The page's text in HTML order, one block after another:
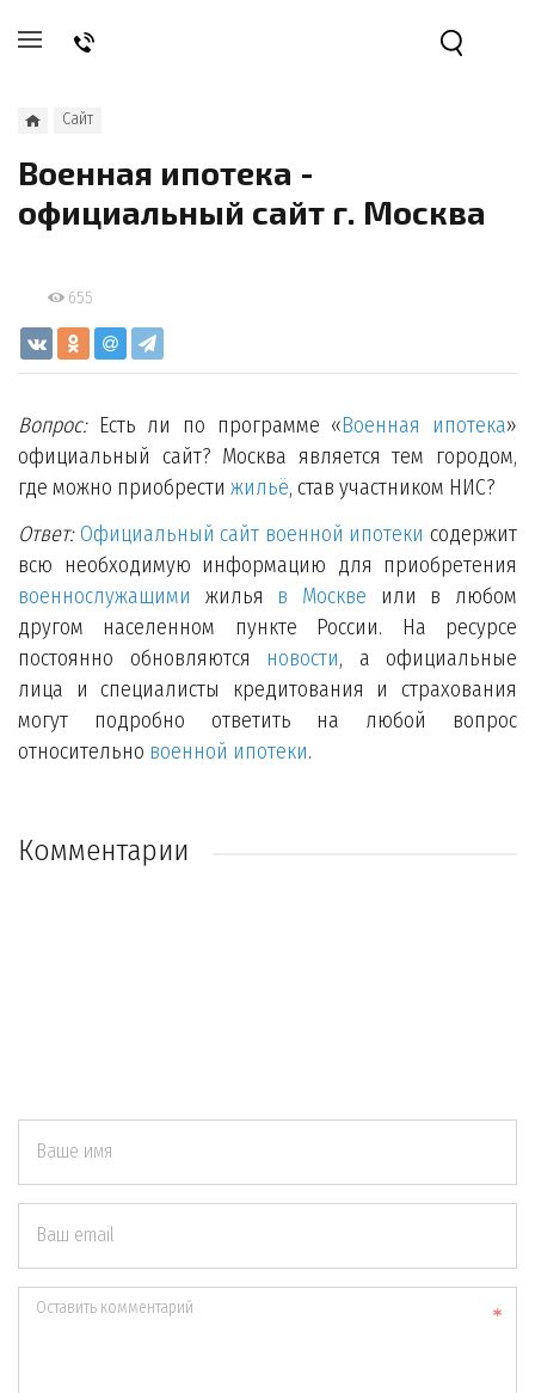
Сайт
Военная ипотека -
официальный сайт г. Москва
655
Вопрос:Есть ли по программе «Военная ипотека»
официальный сайт? Москва является тем городом,
где можно приобрести жильё, став участником НИС?
Ответ: Официальный сайт военной ипотеки содержит
всю необходимую информацию для приобретения
военнослужащими жилья в Москве или в любом
другом населенном пункте России. На ресурсе
постоянно обновляются новости, а официальные
лица и специалисты кредитования и страхования
могут подробно ответить на любой вопрос
относительно военной ипотеки.
Комментарии
Ваше имя
Ваш email
Оставить комментарий